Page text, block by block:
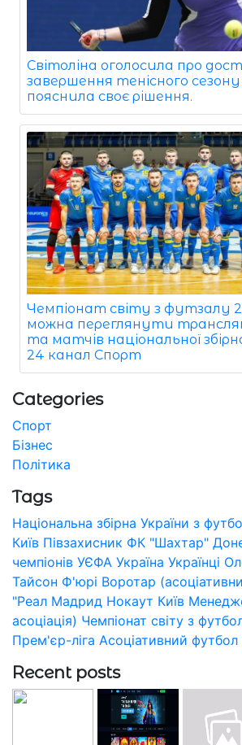
Світоліна оголосила про
завершення тенісного сезону
пояснила своє рішення.
Чемпіонат світу з футзалу
можна переглянути
та матчів національної
24 канал Спорт
Categories
Спорт
Бізнес
Політика
Tags
Національна збірна України з
Київ Півзахисник ФК "Шахтар"
чемпіонів УЄФА Україна Українці
Тайсон Ф'юрі Воротар
"Реал Мадрид Нокаут Київ
асоціація) Чемпіонат світу з
Прем'єр-ліга Асоціативний футбол
Recent posts